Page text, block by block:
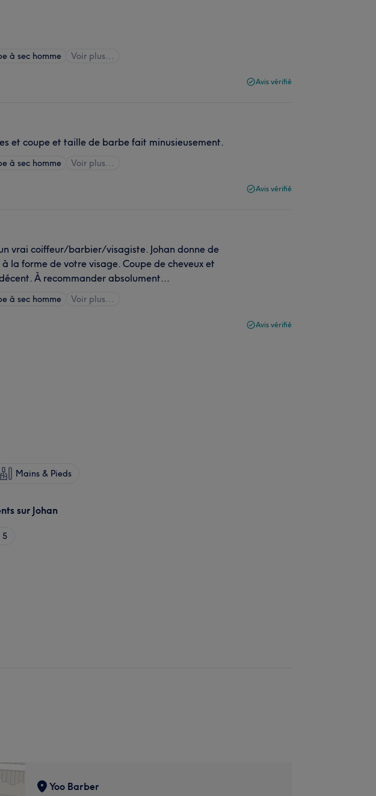
à sec homme Voir plus...
Avis vérifié
et coupe et taille de barbe fait minusieusement.
à sec homme Voir plus...
Avis vérifié
vrai coiffeur/barbier/visagiste. Johan donne de
la forme de votre visage. Coupe de cheveux et
À recommander absolument...
à sec homme Voir plus...
Avis vérifié
Mains & Pieds
sur Johan
5
Yoo Barber